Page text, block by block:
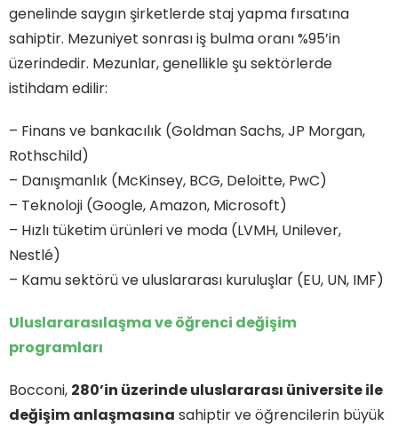
genelinde saygın şirketlerde staj yapma fırsatına
sahiptir. Mezuniyet sonrası iş bulma oranı %95’in
üzerindedir. Mezunlar, genellikle şu sektörlerde
istihdam edilir:
– Finans ve bankacılık (Goldman Sachs, JP Morgan,
Rothschild)
– Danışmanlık (McKinsey, BCG, Deloitte, PwC)
– Teknoloji (Google, Amazon, Microsoft)
– Hızlı tüketim ürünleri ve moda (LVMH, Unilever,
Nestlé)
– Kamu sektörü ve uluslararası kuruluşlar (EU, UN, IMF)
Uluslararasılaşma ve öğrenci değişim
programları
Bocconi, 280’in üzerinde uluslararası üniversite ile
değişim anlaşmasına sahiptir ve öğrencilerin büyük